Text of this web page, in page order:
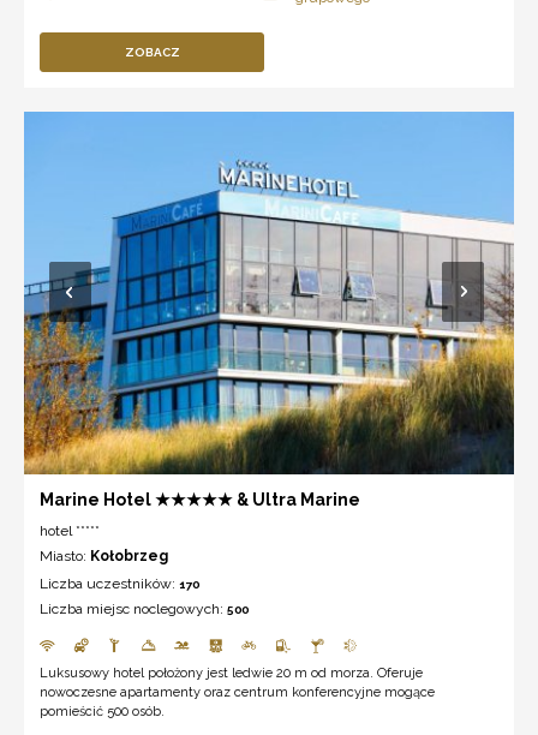
ZOBACZ
Marine Hotel ★★★★★ & Ultra Marine
hotel *****
Miasto: Kołobrzeg
Liczba uczestników: 170
Liczba miejsc noclegowych: 500
Luksusowy hotel położony jest ledwie 20 m od morza. Oferuje
nowoczesne apartamenty oraz centrum konferencyjne mogące
pomieścić 500 osób.